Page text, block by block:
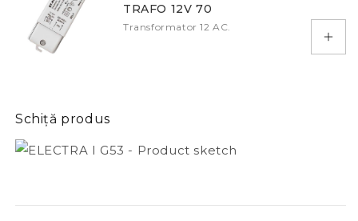
TRAFO 12V 70
Transformator 12 AC.
Schiță produs